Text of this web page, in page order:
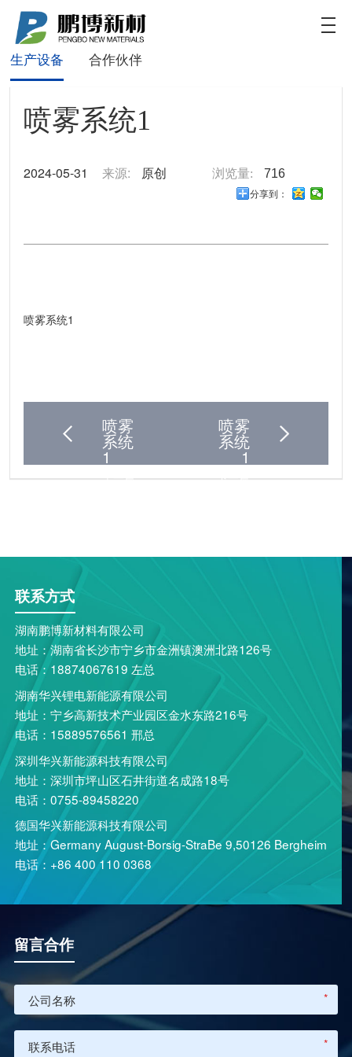
鹏博新材
致力于为客户提供新能源电池更加定制化和高效的
数值 关于我们 产品特点
生产设备 合作伙伴
喷雾系统1
2024-05-31 来源: 原创 浏览量:
716
分享到：
喷雾系统1
喷雾
系统
1
上一篇
喷雾
系统
1
下一篇
联系方式
湖南鹏博新材料有限公司
地址：湖南省长沙市宁乡市金洲镇澳洲北路126号
电话：18874067619 左总
湖南华兴锂电新能源有限公司
地址：宁乡高新技术产业园区金水东路216号
电话：15889576561 邢总
深圳华兴新能源科技有限公司
地址：深圳市坪山区石井街道名成路18号
电话：0755-89458220
德国华兴新能源科技有限公司
地址：Germany August-Borsig-StraBe 9,50126 Bergheim
电话：+86 400 110 0368
留言合作
*
*